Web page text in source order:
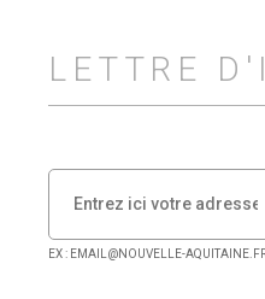
LETTRE
EX : EMAIL@NOUVELLE-